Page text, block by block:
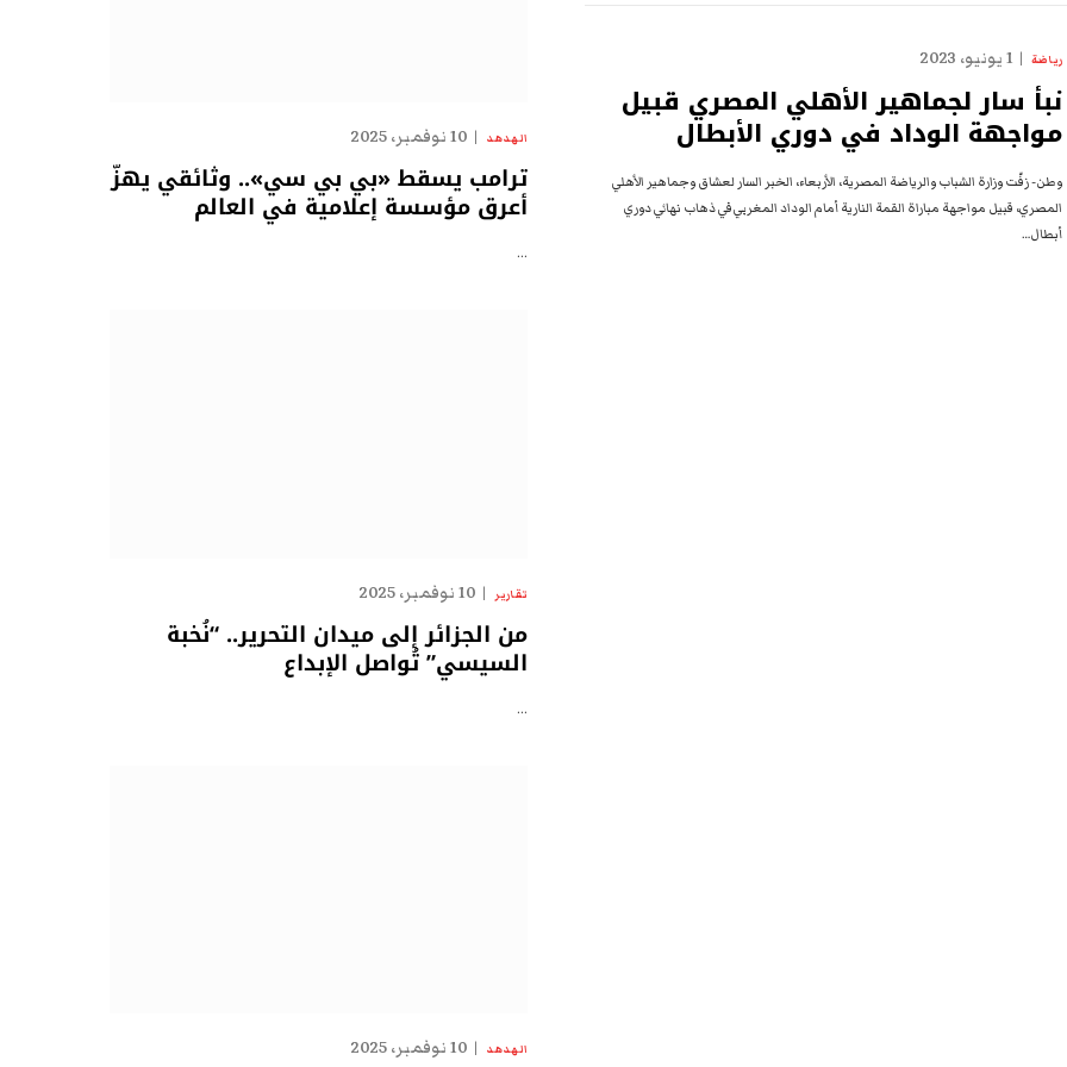
رياضة 1 يونيو، 2023
نبأ سار لجماهير الأهلي المصري قبيل
مواجهة الوداد في دوري الأبطال
وطن- زفّت وزارة الشباب والرياضة المصرية، الأربعاء، الخبر السار لعشاق وجماهير الأهلي
المصري، قبيل مواجهة مباراة القمة النارية أمام الوداد المغربي في ذهاب نهائي دوري
أبطال…
الهدهد 10 نوفمبر، 2025
ترامب يسقط «بي بي سي».. وثائقي يهزّ
أعرق مؤسسة إعلامية في العالم
…
تقارير 10 نوفمبر، 2025
من الجزائر إلى ميدان التحرير.. “نُخبة
السيسي” تُواصل الإبداع
…
الهدهد 10 نوفمبر، 2025